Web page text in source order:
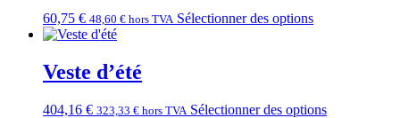
60,75 € 48,60 € hors TVA Sélectionner des options
Veste d’été
404,16 € 323,33 € hors TVA Sélectionner des options